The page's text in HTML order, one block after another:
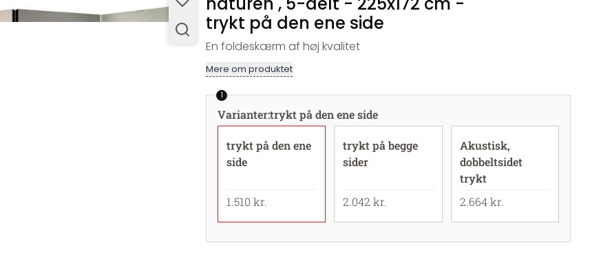
trykt på den ene side
En foldeskærm af høj kvalitet
Mere om produktet
1
Varianter:trykt på den ene side
trykt på den ene
side
1.510 kr.
trykt på begge
sider
2.042 kr.
Akustisk,
dobbeltsidet
trykt
2.664 kr.